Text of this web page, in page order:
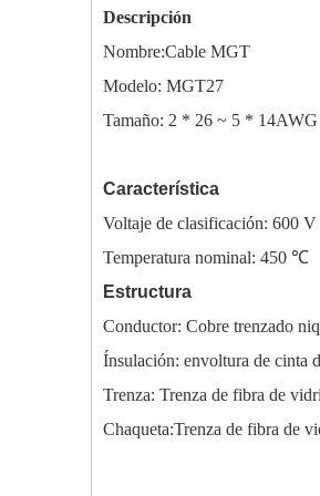
Descripción
Nombre:Cable MGT
Modelo: MGT27
Tamaño: 2 * 26 ~ 5 * 14AWG
Característica
Voltaje de clasificación: 600 V
Temperatura nominal: 450 ℃
Estructura
Conductor: Cobre trenzado
Ínsulación: envoltura de cinta
Trenza: Trenza de fibra de
Chaqueta:Trenza de fibra de